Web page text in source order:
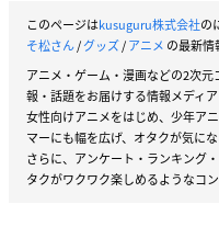
このページはkusuguru株式会社の
そ松さん/グッズ/アニメ の最新情
アニメ・ゲーム・漫画などの2次
報・話題をお届けする情報メディア
女性向けアニメをはじめ、少年ア
マーにも幅を広げ、オタクが気に
さらに、アンケート・ランキング
タクがワクワク楽しめるようなコ